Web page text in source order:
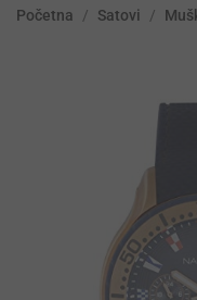
Početna / Satovi /